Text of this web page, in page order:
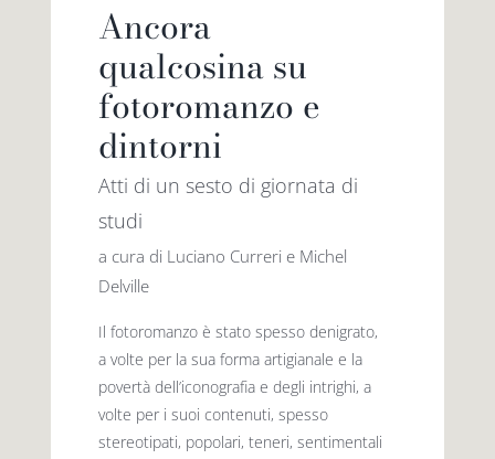
Ancora
qualcosina su
fotoromanzo e
dintorni
Atti di un sesto di giornata di
studi
a cura di Luciano Curreri e Michel
Delville
Il fotoromanzo è stato spesso denigrato,
a volte per la sua forma artigianale e la
povertà dell’iconografia e degli intrighi, a
volte per i suoi contenuti, spesso
stereotipati, popolari, teneri, sentimentali